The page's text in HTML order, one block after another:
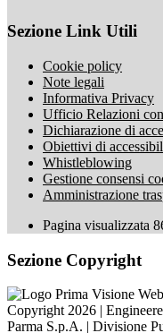
Sezione Link Utili
Cookie policy
Note legali
Informativa Privacy
Ufficio Relazioni
Dichiarazione di
Obiettivi di
Whistleblowing
Gestione consensi
Amministrazione
Pagina visualizzata
Sezione Copyright
Copyright 2026 |
Parma S.p.A. | Divisione